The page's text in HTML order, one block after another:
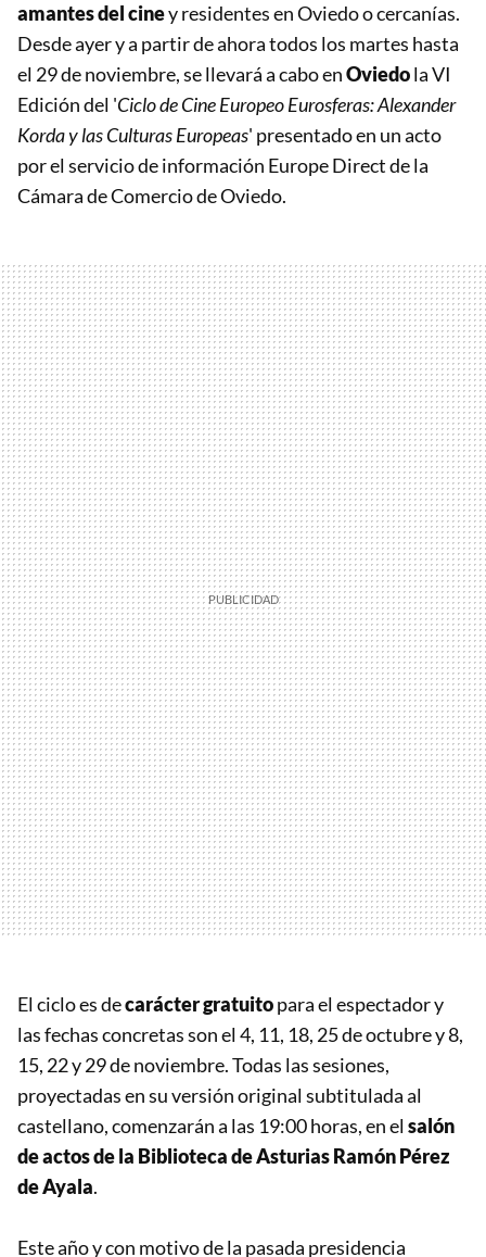
amantes del ciney residentes en Oviedo o cercanías.
Desde ayer y a partir de ahora todos los martes hasta
el 29 de noviembre, se llevará a cabo enOviedola VI
Edición del 'Ciclo de Cine Europeo Eurosferas: Alexander
Korda y las Culturas Europeas' presentado en un acto
por el servicio de información Europe Direct de la
Cámara de Comercio de Oviedo.
El ciclo es decarácter gratuitopara el espectador y
las fechas concretas son el 4, 11, 18, 25 de octubre y 8,
15, 22 y 29 de noviembre. Todas las sesiones,
proyectadas en su versión original subtitulada al
castellano, comenzarán a las 19:00 horas, en el salón
de actos de la Biblioteca de Asturias Ramón Pérez
de Ayala.
Este año y con motivo de la pasada presidencia